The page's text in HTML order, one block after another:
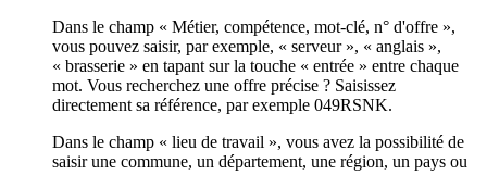
Dans le champ « Métier, compétence, mot-clé, n° d'offre »,
vous pouvez saisir, par exemple, « serveur », « anglais »,
« brasserie » en tapant sur la touche « entrée » entre chaque
mot. Vous recherchez une offre précise ? Saisissez
directement sa référence, par exemple 049RSNK.
Dans le champ « lieu de travail », vous avez la possibilité de
saisir une commune, un département, une région, un pays ou